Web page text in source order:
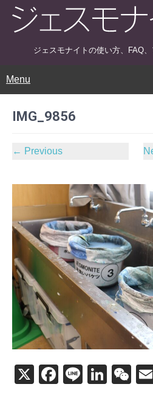
ジェスモナイトの使い方、FAQ
Menu
IMG_9856
← Previous
X
F
Li
Li
W